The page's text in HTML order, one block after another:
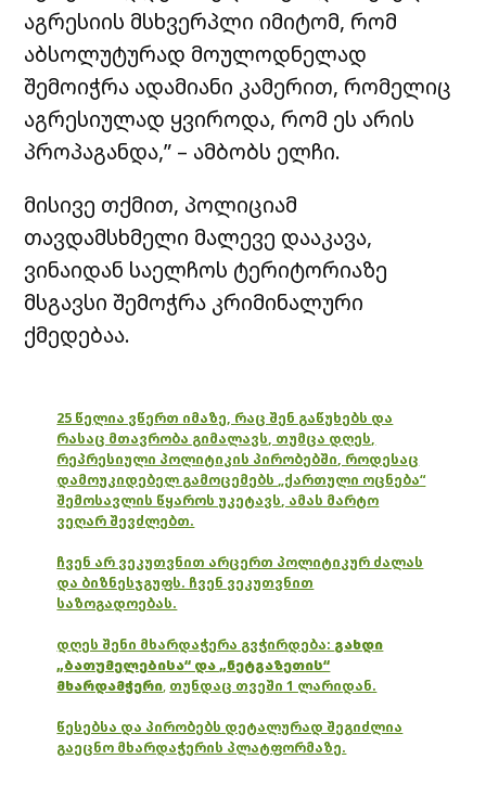
აგრესიის მსხვერპლი იმიტომ, რომ
აბსოლუტურად მოულოდნელად
შემოიჭრა ადამიანი კამერით, რომელიც
აგრესიულად ყვიროდა, რომ ეს არის
პროპაგანდა,” – ამბობს ელჩი.
მისივე თქმით, პოლიციამ
თავდამსხმელი მალევე დააკავა,
ვინაიდან საელჩოს ტერიტორიაზე
მსგავსი შემოჭრა კრიმინალური
ქმედებაა.
25 წელია ვწერთ იმაზე, რაც შენ გაწუხებს და
რასაც მთავრობა გიმალავს, თუმცა დღეს,
რეპრესიული პოლიტიკის პირობებში, როდესაც
დამოუკიდებელ გამოცემებს „ქართული ოცნება“
შემოსავლის წყაროს უკეტავს, ამას მარტო
ვეღარ შევძლებთ.
ჩვენ არ ვეკუთვნით არცერთ პოლიტიკურ ძალას
და ბიზნესჯგუფს. ჩვენ ვეკუთვნით
საზოგადოებას.
დღეს შენი მხარდაჭერა გვჭირდება: გახდი
„ბათუმელებისა“ და „ნეტგაზეთის“
მხარდამჭერი, თუნდაც თვეში 1 ლარიდან.
წესებსა და პირობებს დეტალურად შეგიძლია
გაეცნო მხარდაჭერის პლატფორმაზე.